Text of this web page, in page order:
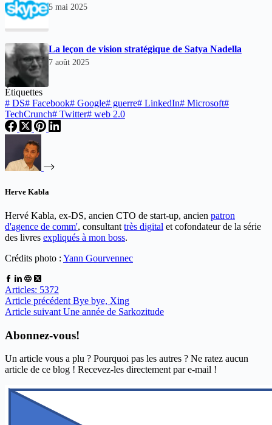
5 mai 2025
La leçon de vision stratégique de Satya Nadella
7 août 2025
Étiquettes
# DS# Facebook# Google# guerre# LinkedIn# Microsoft#
TechCrunch# Twitter# web 2.0
Herve Kabla
Hervé Kabla, ex-DS, ancien CTO de start-up, ancien patron
d'agence de comm', consultant très digital et cofondateur de la série
des livres expliqués à mon boss.
Crédits photo : Yann Gourvennec
Articles: 5372
Article précédent Bye bye, Xing
Article suivant Une année de Sarkozitude
Abonnez-vous!
Un article vous a plu ? Pourquoi pas les autres ? Ne ratez aucun
article de ce blog ! Recevez-les directement par e-mail !